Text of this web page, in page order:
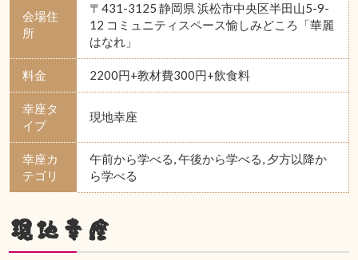
会場住
所
〒431-3125 静岡県 浜松市中央区半田山5-9-
12 コミュニティスペース愉しみどころ「華麗
はなれ」
料金 2200円+教材費300円+飲食料
幸座タ
イプ
現地幸座
幸座カ
テゴリ
午前から学べる, 午後から学べる, 夕方以降か
ら学べる
現地幸座